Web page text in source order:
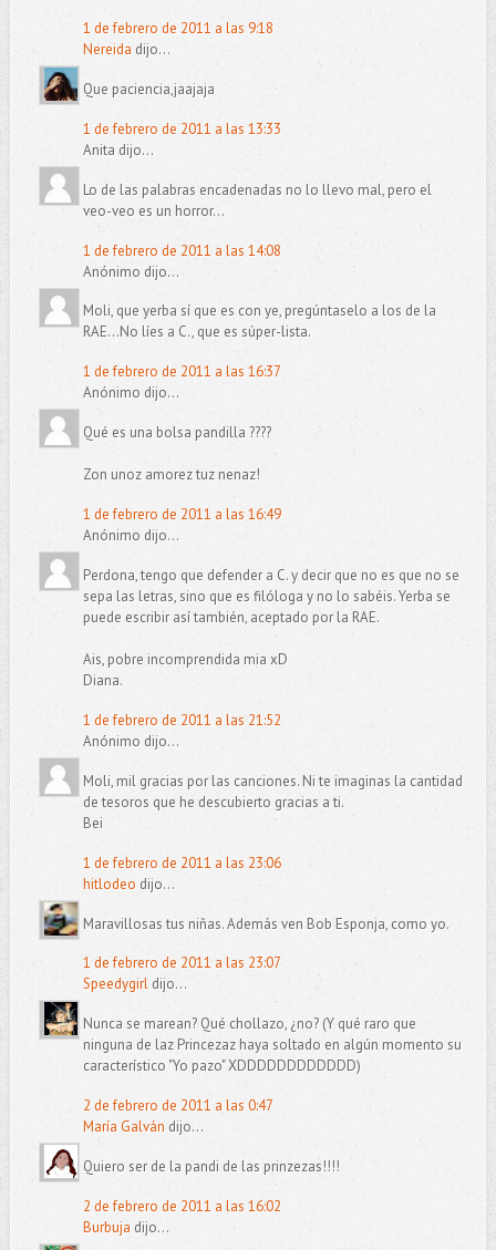
1 de febrero de 2011 a las 9:18
Nereida dijo...
Que paciencia,jaajaja
1 de febrero de 2011 a las 13:33
Anita dijo...
Lo de las palabras encadenadas no lo llevo mal, pero el
veo-veo es un horror...
1 de febrero de 2011 a las 14:08
Anónimo dijo...
Moli, que yerba sí que es con ye, pregúntaselo a los de la
RAE...No líes a C., que es súper-lista.
1 de febrero de 2011 a las 16:37
Anónimo dijo...
Qué es una bolsa pandilla ????
Zon unoz amorez tuz nenaz!
1 de febrero de 2011 a las 16:49
Anónimo dijo...
Perdona, tengo que defender a C. y decir que no es que no se
sepa las letras, sino que es filóloga y no lo sabéis. Yerba se
puede escribir así también, aceptado por la RAE.
Ais, pobre incomprendida mia xD
Diana.
1 de febrero de 2011 a las 21:52
Anónimo dijo...
Moli, mil gracias por las canciones. Ni te imaginas la cantidad
de tesoros que he descubierto gracias a ti.
Bei
1 de febrero de 2011 a las 23:06
hitlodeo dijo...
Maravillosas tus niñas. Además ven Bob Esponja, como yo.
1 de febrero de 2011 a las 23:07
Speedygirldijo...
Nunca se marean? Qué chollazo, ¿no? (Y qué raro que
ninguna de laz Princezaz haya soltado en algún momento su
característico "Yo pazo" XDDDDDDDDDDDD)
2 de febrero de 2011 a las 0:47
María Galván dijo...
Quiero ser de la pandi de las prinzezas!!!!
2 de febrero de 2011 a las 16:02
Burbuja dijo...